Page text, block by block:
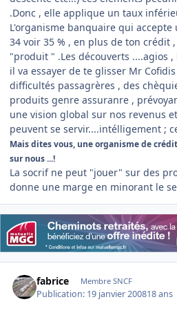
.Donc , elle applique un taux
L'organisme banquaire qui
34 voir 35 % , en plus de ton crédit
"produit " .Les découverts ....agios ,
il va essayer de te glisser Mr
difficultés passagrères , des
produits genre assuranre ,
une vision global sur nos revenus
peuvent se servir....intélligement ;
Mais dites vous, une organisme de
sur nous ...!
La socrif ne peut "jouer" sur des
donne une marge en minorant le
fabrice Membre SNCF
Publication: 19 janvier 200818 ans